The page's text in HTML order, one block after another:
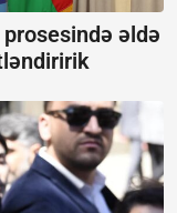
əldə